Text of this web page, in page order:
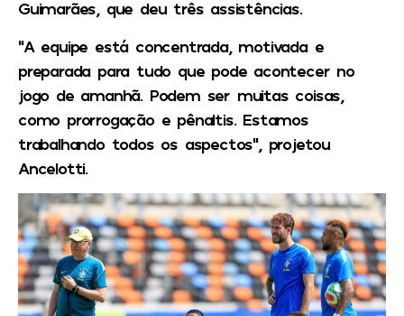
Guimarães, que deu três assistências.
“A equipe está concentrada, motivada e
preparada para tudo que pode acontecer no
jogo de amanhã. Podem ser muitas coisas,
como prorrogação e pênaltis. Estamos
trabalhando todos os aspectos”, projetou
Ancelotti.